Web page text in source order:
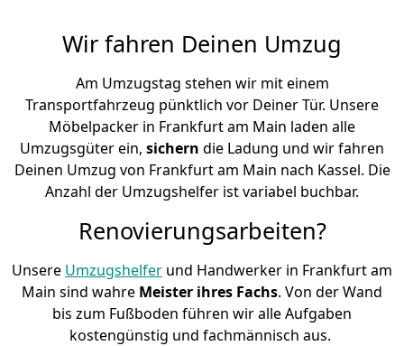
Wir fahren Deinen Umzug
Am Umzugstag stehen wir mit einem
Transportfahrzeug pünktlich vor Deiner Tür. Unsere
Möbelpacker in Frankfurt am Main laden alle
Umzugsgüter ein, sichern die Ladung und wir fahren
Deinen Umzug von Frankfurt am Main nach Kassel. Die
Anzahl der Umzugshelfer ist variabel buchbar.
Renovierungsarbeiten?
Unsere Umzugshelfer und Handwerker in Frankfurt am
Main sind wahre Meister ihres Fachs. Von der Wand
bis zum Fußboden führen wir alle Aufgaben
kostengünstig und fachmännisch aus.